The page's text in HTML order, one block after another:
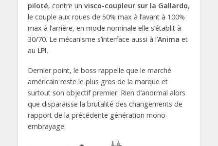
piloté, contre un visco-coupleur sur la Gallardo,
le couple aux roues de 50% max à l’avant à 100%
max à l’arrière, en mode nominale elle s’établit à
30/70. Le mécanisme s’interface aussi à l’Anima et
au LPI.
Dernier point, le boss rappelle que le marché
américain reste le plus gros de la marque et
surtout son objectif premier. Rien d’anormal alors
que disparaisse la brutalité des changements de
rapport de la précédente génération mono-
embrayage.